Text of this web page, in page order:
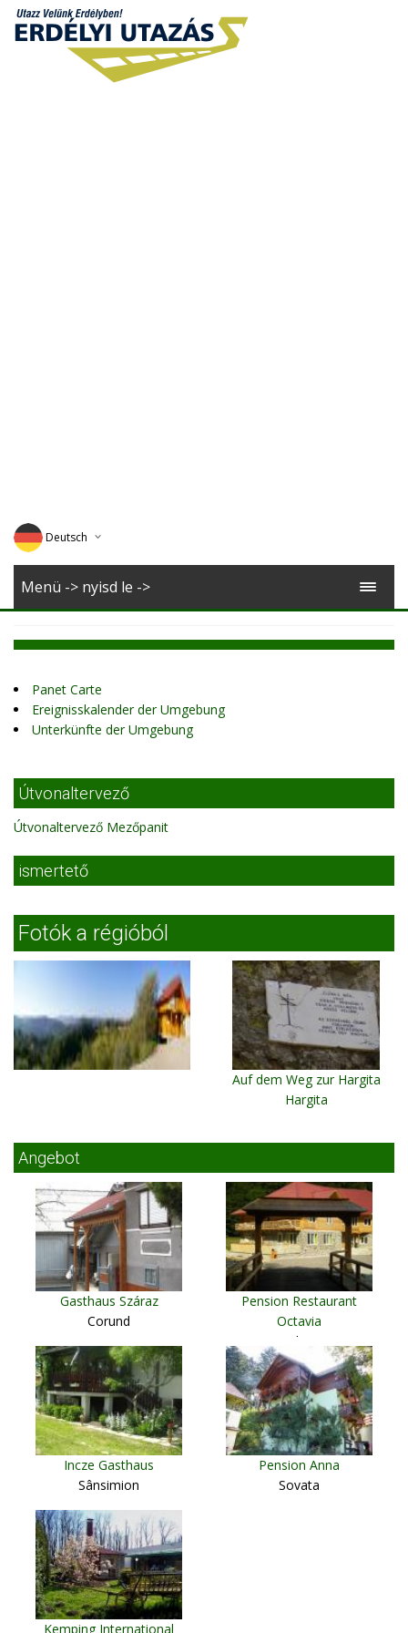
Deutsch
English
Menü -> nyisd le ->
Panet Carte
Ereignisskalender der Umgebung
Unterkünfte der Umgebung
Útvonaltervező
Útvonaltervező Mezőpanit
ismertető
Fotók a régióból
Auf dem Weg zur Hargita
Hargita
Angebot
Gasthaus Száraz
Corund
Pension Restaurant
Octavia
Lacul Lesu
Incze Gasthaus
Sânsimion
Pension Anna
Sovata
Kemping International